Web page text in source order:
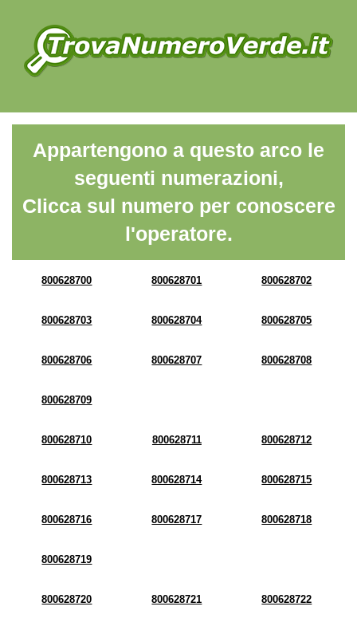
Appartengono a questo arco le
seguenti numerazioni,
Clicca sul numero per conoscere
l'operatore.
800628700 800628701 800628702
800628703 800628704 800628705
800628706 800628707 800628708
800628709
800628710 800628711 800628712
800628713 800628714 800628715
800628716 800628717 800628718
800628719
800628720 800628721 800628722